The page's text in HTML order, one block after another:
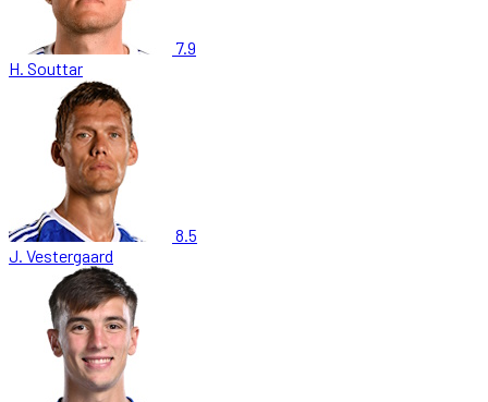
7.9
H. Souttar
8.5
J. Vestergaard